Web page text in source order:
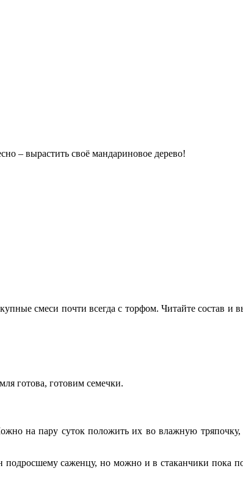
– вырастить своё мандариновое дерево!
смеси почти всегда с торфом. Читайте состав и
готова, готовим семечки.
на пару суток положить их во влажную тряпочку,
саженцу, но можно и в стаканчики пока